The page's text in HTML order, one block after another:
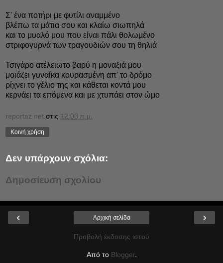
Σ' ένα ποτήρι με φυτίλι αναμμένο
βλέπω τα μάτια σου και κλαίω σιωπηλά
και το μυαλό μου που είναι πάλι θολωμένο
στριφογυρνά των τραγουδιών σου τη θηλιά
Τσιγάρο ατέλειωτο βαρύ η μοναξιά μου
μοιάζει γυναίκα κουρασμένη απ' το δρόμο
ρίχνει το γέλιο της και κάθεται κοντά μου
κερνάει τα επόμενα και με χτυπάει στον ώμο
reportaz net στις 12:03 π.μ.
Κοινή χρήση
Δεν υπάρχουν σχόλια:
Δημοσίευση σχολίου
‹ ›
Αρχική σελίδα
Προβολή έκδοσης ιστού
Από το Blogger.